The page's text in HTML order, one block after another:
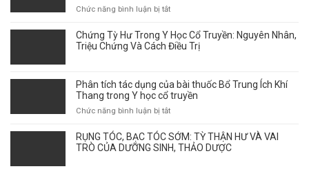
THEO
NHÌN
Y
Chức năng bình luận bị tắtở
phấn
hồng
giao
mùa
ảnh
tới
sự
Chứng Tỳ Hư Trong Y Học Cổ Truyền: Nguyên Nhân,
Triệu Chứng Và Cách Điều Trị
Phân tích tác dụng của bài thuốc Bổ Trung Ích Khí
Thang trong Y học cổ truyền
Chức năng bình luận bị tắtở
tích
tác
RỤNG TÓC, BẠC TÓC SỚM: TỲ THẬN HƯ VÀ VAI
TRÒ CỦA DƯỠNG SINH, THẢO DƯỢC